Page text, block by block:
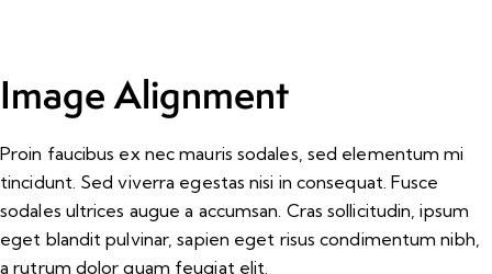
Image Alignment
Proin faucibus ex nec mauris sodales, sed elementum mi
tincidunt. Sed viverra egestas nisi in consequat. Fusce
sodales ultrices augue a accumsan. Cras sollicitudin, ipsum
eget blandit pulvinar, sapien eget risus condimentum nibh,
a rutrum dolor quam feugiat elit.